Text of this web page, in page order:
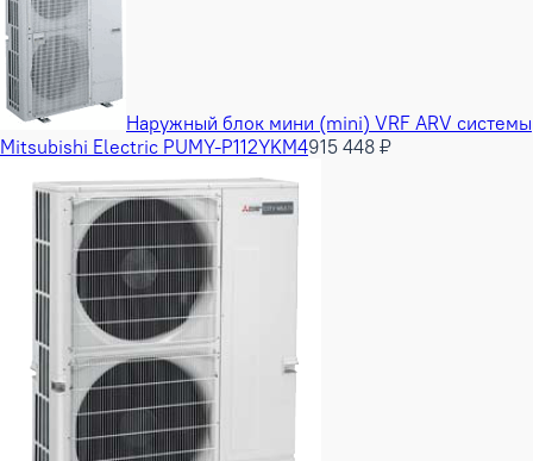
Наружный блок мини (mini) VRF ARV системы
Mitsubishi Electric PUMY-P112YKM4915 448 ₽